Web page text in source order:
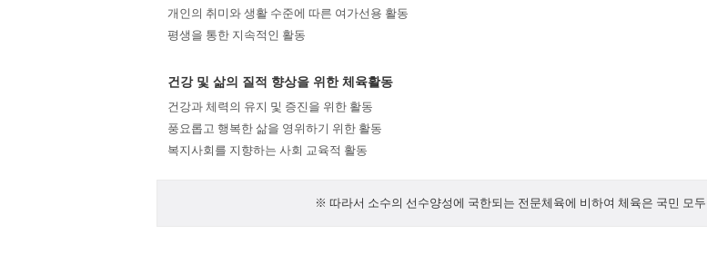
개인의 취미와 생활 수준에 따른 여가선용 활동
평생을 통한 지속적인 활동
건강 및 삶의 질적 향상을 위한 체육활동
건강과 체력의 유지 및 증진을 위한 활동
풍요롭고 행복한 삶을 영위하기 위한 활동
복지사회를 지향하는 사회 교육적 활동
※ 따라서 소수의 선수양성에 국한되는 전문체육에 비하여 체육은 국민 모